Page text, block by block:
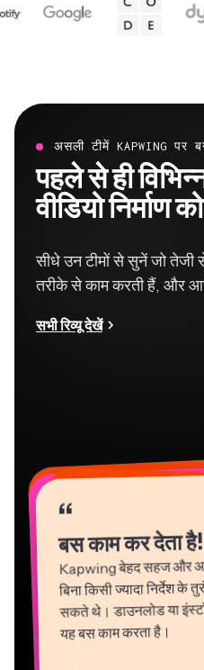
असली टीमें KAPWING पर
पहले से ही
वीडियो निर्माण
सीधे उन टीमों से सुनें जो तेजी
तरीके से काम करती हैं, और
सभी रिव्यू देखें
“
बस काम कर देता है!
Kapwing बेहद सहज और
बिना किसी ज्यादा निर्देश के
सकते थे। डाउनलोड या
यह बस काम करता है।
“
“
“
“
“
“